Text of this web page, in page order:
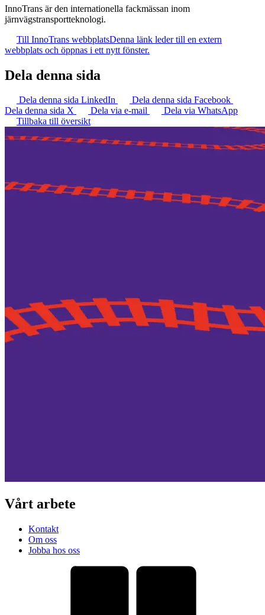
InnoTrans är den internationella fackmässan inom
järnvägstransportteknologi.
Till InnoTrans webbplatsDenna länk leder till en extern
webbplats och öppnas i ett nytt fönster.
Dela denna sida
Dela denna sida LinkedIn
Dela denna sida Facebook
Dela denna sida X
Dela via e-mail
Dela via WhatsApp
Tillbaka till översikt
Vårt arbete
Kontakt
Om oss
Jobba hos oss